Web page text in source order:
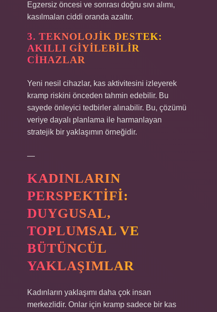
Egzersiz öncesi ve sonrası doğru sıvı alımı,
kasılmaları ciddi oranda azaltır.
3. TEKNOLOJIK DESTEK:
AKILLI GIYILEBILIR
CIHAZLAR
Yeni nesil cihazlar, kas aktivitesini izleyerek
kramp riskini önceden tahmin edebilir. Bu
sayede önleyici tedbirler alınabilir. Bu, çözümü
veriye dayalı planlama ile harmanlayan
stratejik bir yaklaşımın örneğidir.
—
KADINLARIN
PERSPEKTIFI:
DUYGUSAL,
TOPLUMSAL VE
BÜTÜNCÜL
YAKLAŞIMLAR
Kadınların yaklaşımı daha çok insan
merkezlidir. Onlar için kramp sadece bir kas